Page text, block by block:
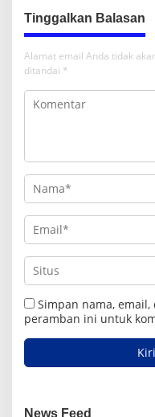
Tinggalkan Balasan
Alamat email Anda tidak
ditandai *
Simpan nama,
peramban ini untuk
News Feed